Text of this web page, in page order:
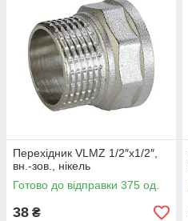
Перехідник VLMZ 1/2″х1/2″,
вн.-зов., нікель
Готово до відправки 375 од.
38 ₴